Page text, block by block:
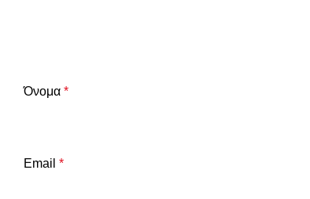
Όνομα *
Email *